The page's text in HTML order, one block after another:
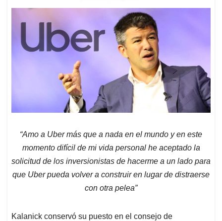
“Amo a Uber más que a nada en el mundo y en este
momento difícil de mi vida personal he aceptado la
solicitud de los inversionistas de hacerme a un lado para
que Uber pueda volver a construir en lugar de distraerse
con otra pelea”
Kalanick conservó su puesto en el consejo de